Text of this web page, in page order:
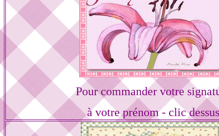
Pour commander votre
à votre prénom - clic dessus